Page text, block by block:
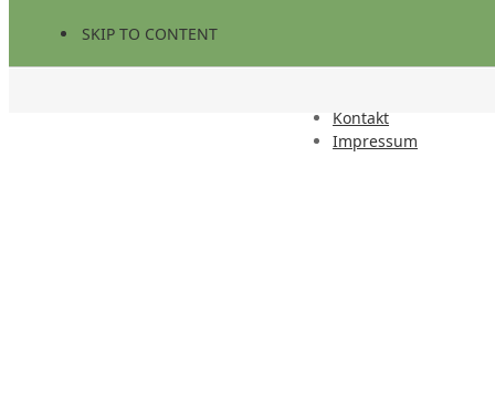
SKIP TO CONTENT
Kontakt
Impressum